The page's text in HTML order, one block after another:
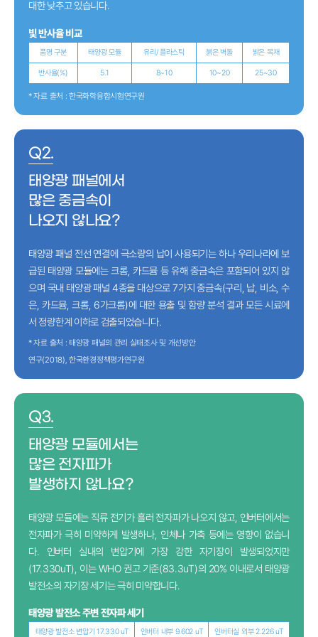
대한 낮추고 있습니다.
빛 반사율 비교
품명 구분 태양광 모듈 유리/ 플라스틱 붉은 벽돌 밝은 목재
반사율(%) 5.1 8~10 10~20 25~30
* 자료 출처 : 한국화학융합시험연구원
Q2.
태양광 패널에서
많은 중금속이
나오지 않나요?
태양광 패널 전선 연결에 극소량의 납이 사용되기는 하나 우리나라에 보
급된 태양광 모듈에는 크롬, 카드뮴 등 유해 중금속은 포함되어 있지 않
으며 국내 태양광 패널 4종을 대상으로 7가지 중금속(구리, 납, 비소, 수
은, 카드뮴, 크롬, 6가크롬)에 대한 용출 및 함량 분석 결과 모든 시료에
서 정량한계 이하로 검출되었습니다.
* 자료 출처 : 태양광 패널의 관리 실태조사 및 개선방안
연구(2018), 한국환경정책평가연구원
Q3.
태양광 모듈에서는
많은 전자파가
발생하지 않나요?
태양광 모듈에는 직류 전기가 흘러 전자파가 나오지 않고, 인버터에서는
전자파가 극히 미약하게 발생하나, 인체나 가축 등에는 영향이 없습니
다. 인버터 실내의 변압기에 가장 강한 자기장이 발생되었지만
(17.330uT), 이는 WHO 권고 기준(83.3uT)의 20% 이내로서 태양광
발전소의 자기장 세기는 극히 미약합니다.
태양광 발전소 주변 전자파 세기
태양광 발전소 변압기 17.330 uT 인버터 내부 9.602 uT 인버터실 외부 2.226 uT